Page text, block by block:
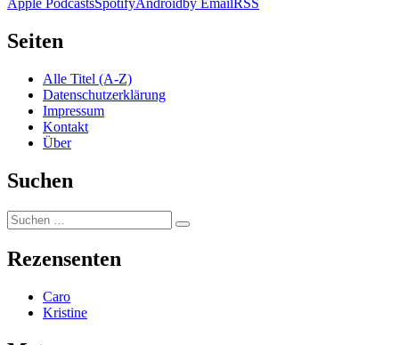
Apple PodcastsSpotifyAndroidby EmailRSS
Seiten
Alle Titel (A-Z)
Datenschutzerklärung
Impressum
Kontakt
Über
Suchen
Suchen
nach:
Suchen
Rezensenten
Caro
Kristine